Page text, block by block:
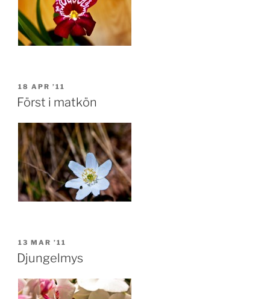
POSTED
ON
18 APR ’11
Först i matkön
POSTED
ON
13 MAR ’11
Djungelmys